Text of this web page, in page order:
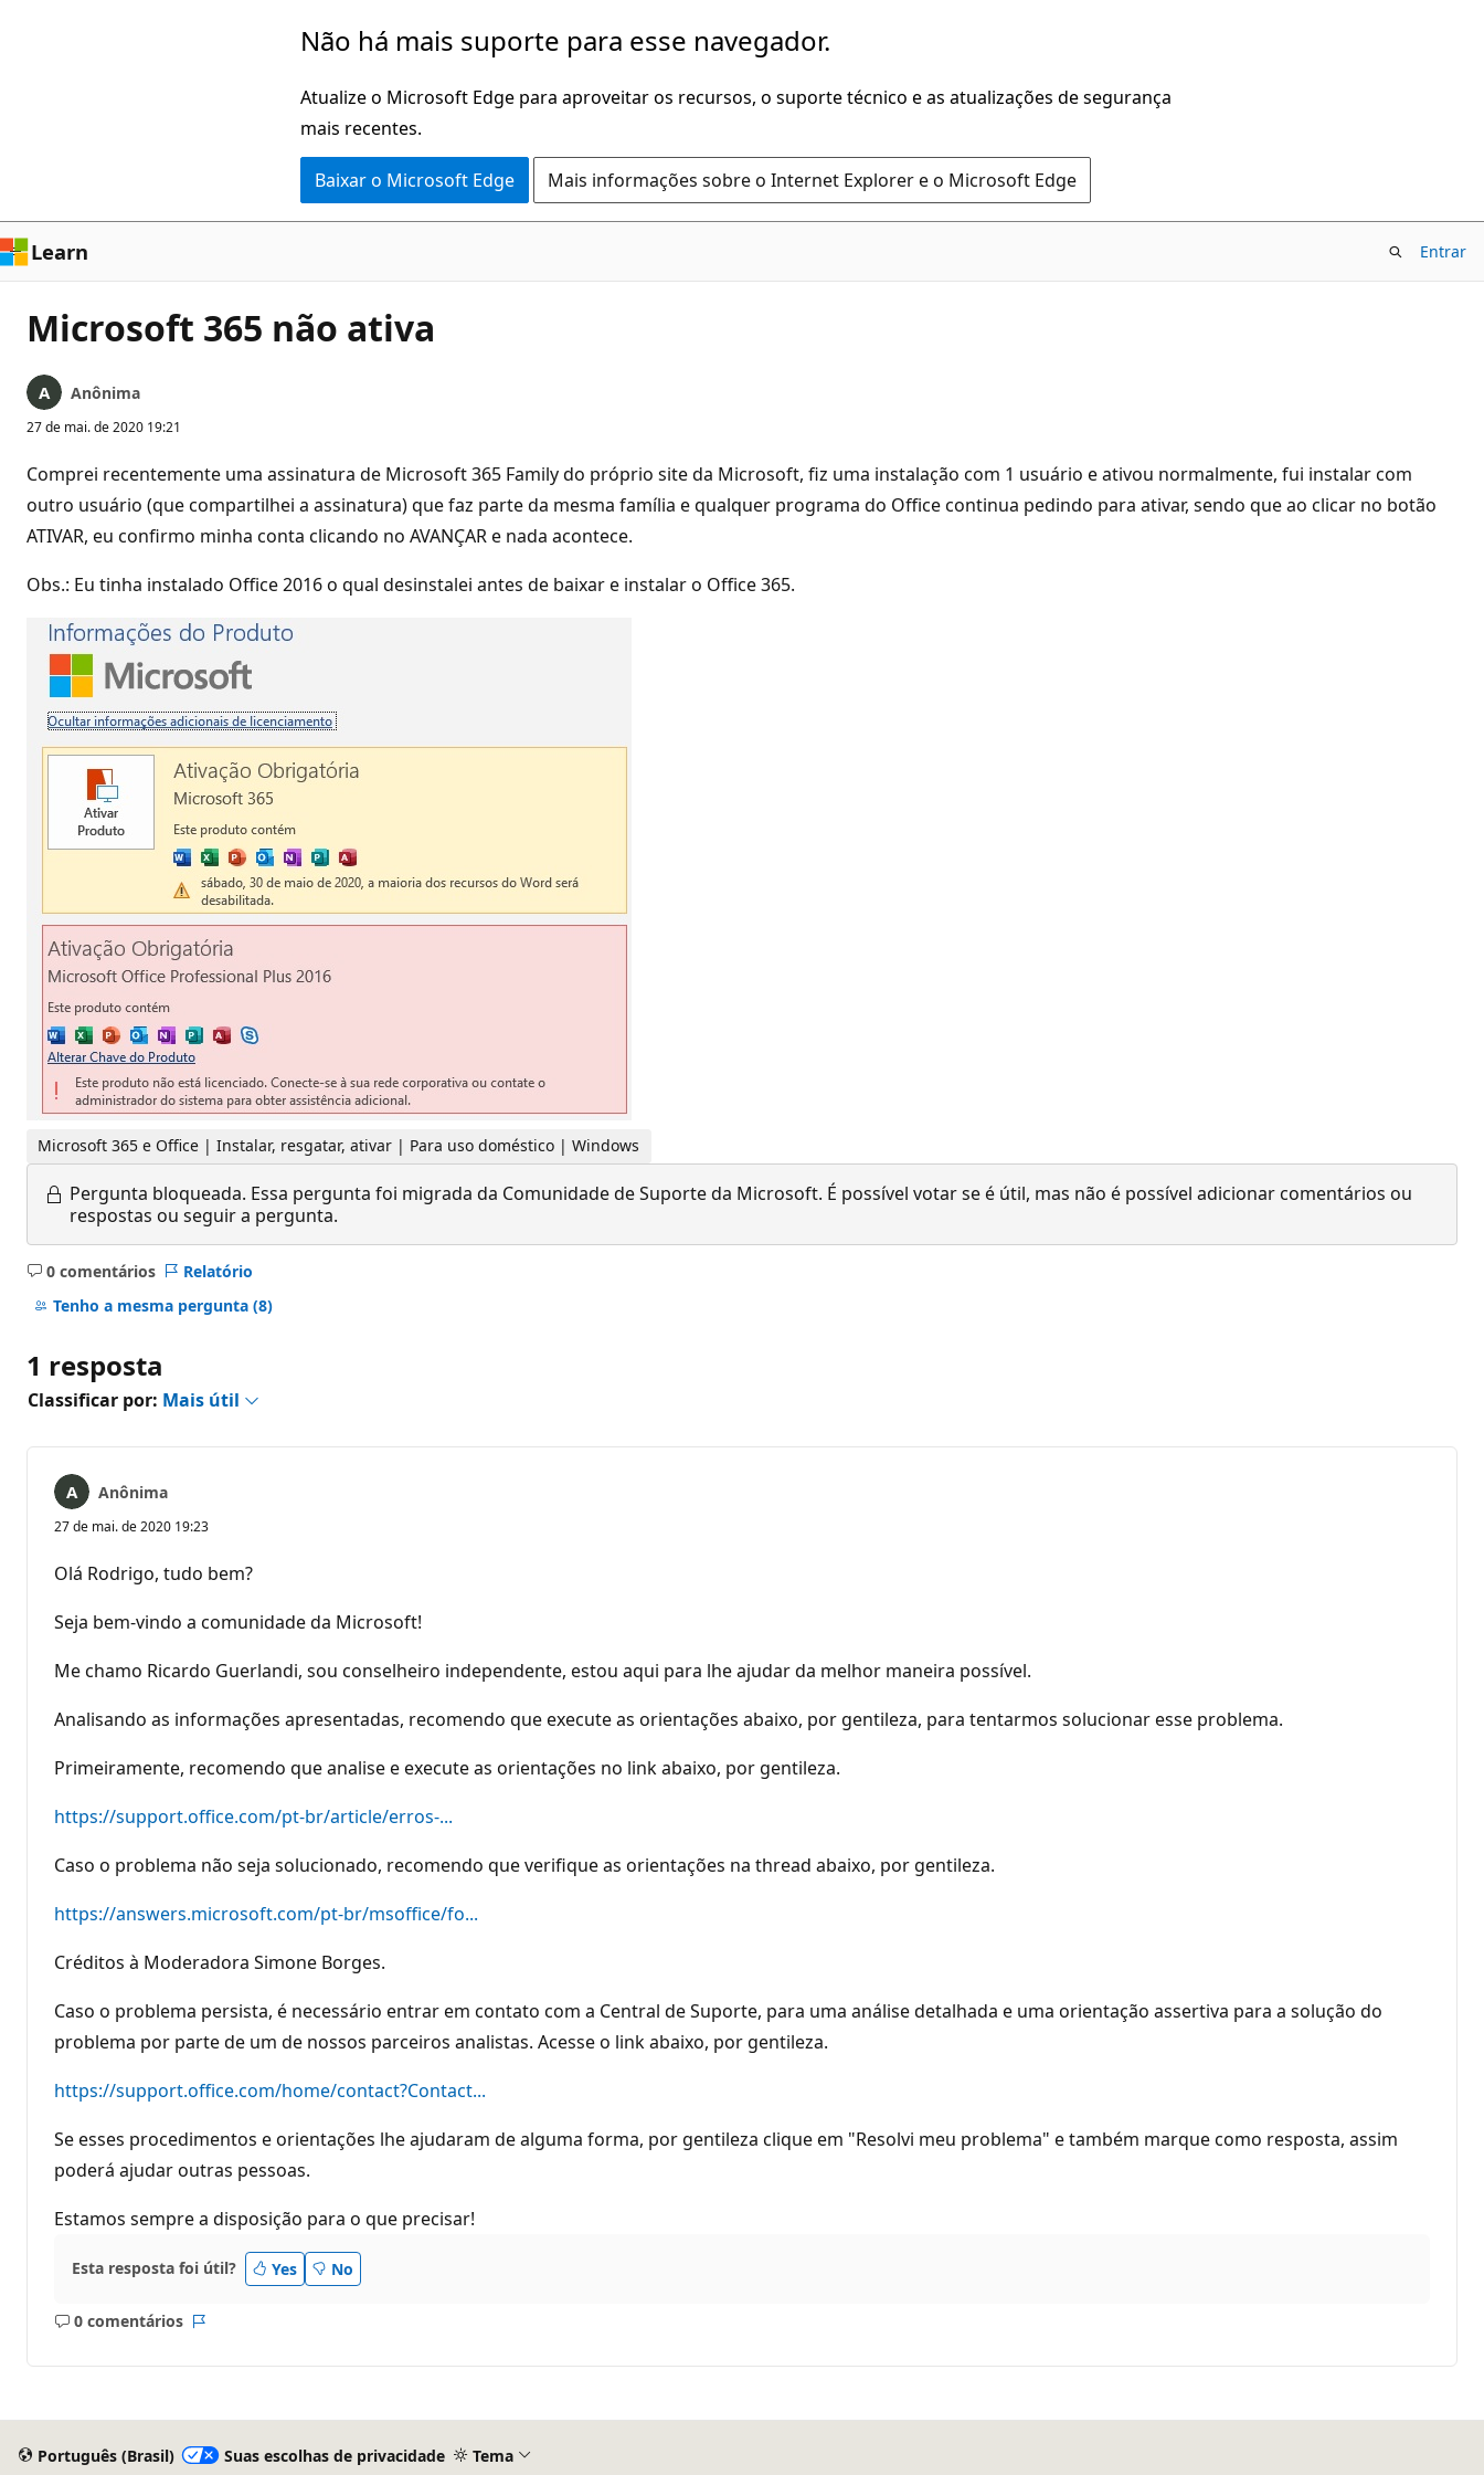
Não há mais suporte para esse navegador.
Atualize o Microsoft Edge para aproveitar os recursos, o suporte técnico e as atualizações de segurança
mais recentes.
Baixar o Microsoft Edge Mais informações sobre o Internet Explorer e o Microsoft Edge
Learn Entrar
Microsoft 365 não ativa
Anônima
27 de mai. de 2020 19:21
Comprei recentemente uma assinatura de Microsoft 365 Family do próprio site da Microsoft, fiz uma instalação com 1 usuário e ativou normalmente, fui instalar com
outro usuário (que compartilhei a assinatura) que faz parte da mesma família e qualquer programa do Office continua pedindo para ativar, sendo que ao clicar no botão
ATIVAR, eu confirmo minha conta clicando no AVANÇAR e nada acontece.
Obs.: Eu tinha instalado Office 2016 o qual desinstalei antes de baixar e instalar o Office 365.
Microsoft 365 e Office | Instalar, resgatar, ativar | Para uso doméstico | Windows
Pergunta bloqueada. Essa pergunta foi migrada da Comunidade de Suporte da Microsoft. É possível votar se é útil, mas não é possível adicionar comentários ou
respostas ou seguir a pergunta.
0 comentários
Sem
comentários
Relatório
Tenho a mesma pergunta (8)
1 resposta
Classificar por: Mais útil
Anônima
27 de mai. de 2020 19:23
Olá Rodrigo, tudo bem?
Seja bem-vindo a comunidade da Microsoft!
Me chamo Ricardo Guerlandi, sou conselheiro independente, estou aqui para lhe ajudar da melhor maneira possível.
Analisando as informações apresentadas, recomendo que execute as orientações abaixo, por gentileza, para tentarmos solucionar esse problema.
Primeiramente, recomendo que analise e execute as orientações no link abaixo, por gentileza.
https://support.office.com/pt-br/article/erros-...
Caso o problema não seja solucionado, recomendo que verifique as orientações na thread abaixo, por gentileza.
https://answers.microsoft.com/pt-br/msoffice/fo...
Créditos à Moderadora Simone Borges.
Caso o problema persista, é necessário entrar em contato com a Central de Suporte, para uma análise detalhada e uma orientação assertiva para a solução do
problema por parte de um de nossos parceiros analistas. Acesse o link abaixo, por gentileza.
https://support.office.com/home/contact?Contact...
Se esses procedimentos e orientações lhe ajudaram de alguma forma, por gentileza clique em "Resolvi meu problema" e também marque como resposta, assim
poderá ajudar outras pessoas.
Estamos sempre a disposição para o que precisar!
Esta resposta foi útil? Yes No
0 comentários
Sem
Português (Brasil) Suas escolhas de privacidade Tema